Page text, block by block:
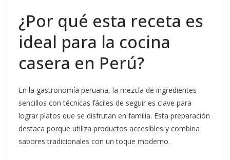
¿Por qué esta receta es
ideal para la cocina
casera en Perú?
En la gastronomía peruana, la mezcla de ingredientes
sencillos con técnicas fáciles de seguir es clave para
lograr platos que se disfrutan en familia. Esta preparación
destaca porque utiliza productos accesibles y combina
sabores tradicionales con un toque moderno.